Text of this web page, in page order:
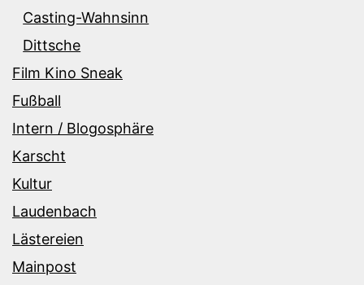
Casting-Wahnsinn
Dittsche
Film Kino Sneak
Fußball
Intern / Blogosphäre
Karscht
Kultur
Laudenbach
Lästereien
Mainpost